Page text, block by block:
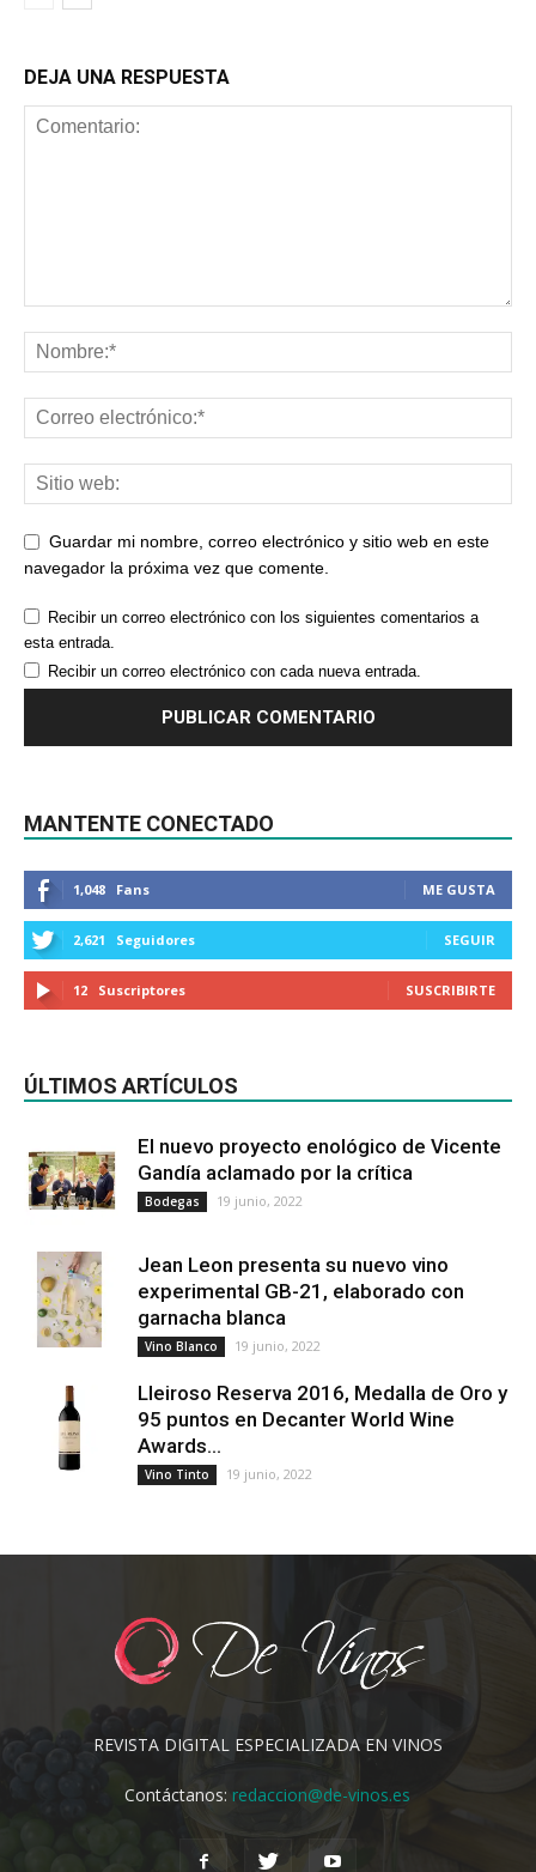
DEJA UNA RESPUESTA
Guardar mi nombre, correo electrónico y sitio web en este
navegador la próxima vez que comente.
Recibir un correo electrónico con los siguientes comentarios a
esta entrada.
Recibir un correo electrónico con cada nueva entrada.
MANTENTE CONECTADO
1,048 Fans ME GUSTA
2,621 Seguidores SEGUIR
12 Suscriptores SUSCRIBIRTE
ÚLTIMOS ARTÍCULOS
El nuevo proyecto enológico de Vicente
Gandía aclamado por la crítica
Bodegas 19 junio, 2022
Jean Leon presenta su nuevo vino
experimental GB-21, elaborado con
garnacha blanca
Vino Blanco 19 junio, 2022
Lleiroso Reserva 2016, Medalla de Oro y
95 puntos en Decanter World Wine
Awards...
Vino Tinto 19 junio, 2022
REVISTA DIGITAL ESPECIALIZADA EN VINOS
Contáctanos:redaccion@de-vinos.es